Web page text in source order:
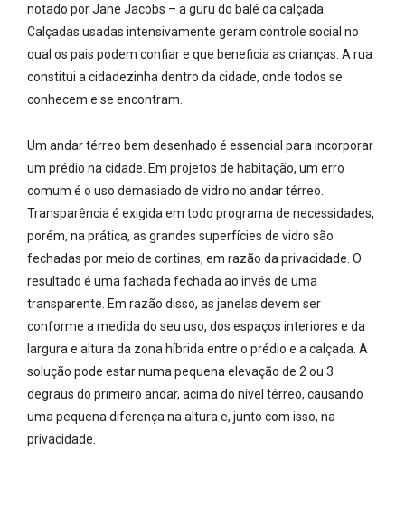
notado por Jane Jacobs – a guru do balé da calçada.
Calçadas usadas intensivamente geram controle social no
qual os pais podem confiar e que beneficia as crianças. A rua
constitui a cidadezinha dentro da cidade, onde todos se
conhecem e se encontram.
Um andar térreo bem desenhado é essencial para incorporar
um prédio na cidade. Em projetos de habitação, um erro
comum é o uso demasiado de vidro no andar térreo.
Transparência é exigida em todo programa de necessidades,
porém, na prática, as grandes superfícies de vidro são
fechadas por meio de cortinas, em razão da privacidade. O
resultado é uma fachada fechada ao invés de uma
transparente. Em razão disso, as janelas devem ser
conforme a medida do seu uso, dos espaços interiores e da
largura e altura da zona híbrida entre o prédio e a calçada. A
solução pode estar numa pequena elevação de 2 ou 3
degraus do primeiro andar, acima do nível térreo, causando
uma pequena diferença na altura e, junto com isso, na
privacidade.